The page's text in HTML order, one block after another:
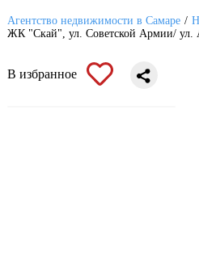
Агентство недвижимости в Самаре
ЖК "Скай", ул. Советской Армии/ ул.
В избранное